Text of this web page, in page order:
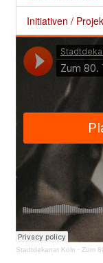
Seelsorge und
Glaube
Kultur
Valentinstage
Initiativen /
Stadtdekanat Köln · Zum